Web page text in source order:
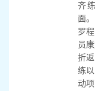
齐
面
罗
员
折
练
动